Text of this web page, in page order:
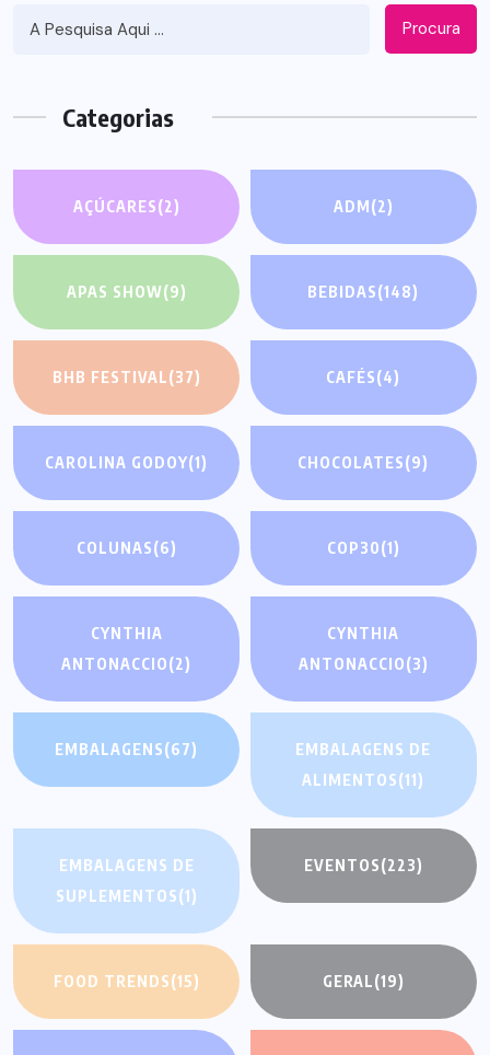
Procura
Categorias
AÇÚCARES(2) ADM(2)
APAS SHOW(9) BEBIDAS(148)
BHB FESTIVAL(37) CAFÉS(4)
CAROLINA GODOY(1) CHOCOLATES(9)
COLUNAS(6) COP30(1)
CYNTHIA
ANTONACCIO(2)
CYNTHIA
ANTONACCIO(3)
EMBALAGENS(67)
EMBALAGENS DE
ALIMENTOS(11)
EMBALAGENS DE
SUPLEMENTOS(1)
EVENTOS(223)
FOOD TRENDS(15) GERAL(19)